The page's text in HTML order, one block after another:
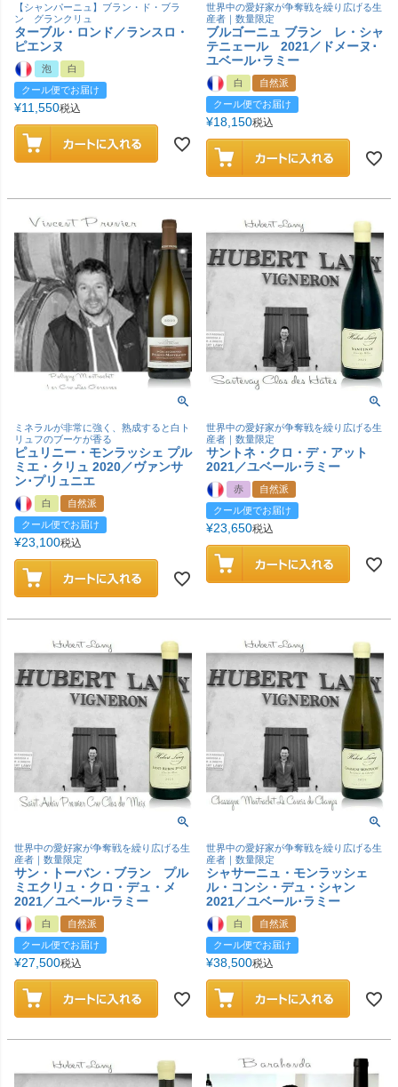
【シャンパーニュ】ブラン・ド・ブラ
ン グランクリュ
ターブル・ロンド／ランスロ・
ピエンヌ
泡
白
クール便でお届け
¥11,550税込
世界中の愛好家が争奪戦を繰り広げる生
産者｜数量限定
ブルゴーニュ ブラン レ・シャ
テニェール 2021／ドメーヌ･
ユベール･ラミー
白
自然派
クール便でお届け
¥18,150税込
ミネラルが非常に強く、熟成すると白ト
リュフのブーケが香る
ピュリニー・モンラッシェ プル
ミエ・クリュ 2020／ヴァンサ
ン･プリュニエ
白
自然派
クール便でお届け
¥23,100税込
世界中の愛好家が争奪戦を繰り広げる生
産者｜数量限定
サントネ・クロ・デ・アット
2021／ユベール･ラミー
赤
自然派
クール便でお届け
¥23,650税込
世界中の愛好家が争奪戦を繰り広げる生
産者｜数量限定
サン・トーバン・ブラン プル
ミエクリュ・クロ・デュ・メ
2021／ユベール･ラミー
白
自然派
クール便でお届け
¥27,500税込
世界中の愛好家が争奪戦を繰り広げる生
産者｜数量限定
シャサーニュ・モンラッシェ
ル・コンシ・デュ・シャン
2021／ユベール･ラミー
白
自然派
クール便でお届け
¥38,500税込